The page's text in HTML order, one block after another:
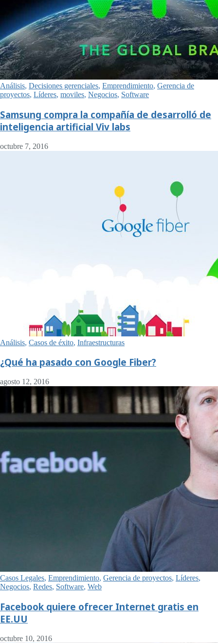
Análisis, Decisiones gerenciales, Emprendimiento, Gerencia de
proyectos, Líderes, moviles, Negocios, Software
Samsung compra la compañía de desarrolló de
inteligencia artificial Viv labs
octubre 7, 2016
Análisis, Casos de éxito, Infraestructuras
¿Qué ha pasado con Google Fiber?
agosto 12, 2016
Casos Legales, Emprendimiento, Gerencia de proyectos, Líderes,
Negocios, Redes, Software, Web
Facebook quiere ofrecer Internet gratis en
EE.UU
octubre 10, 2016